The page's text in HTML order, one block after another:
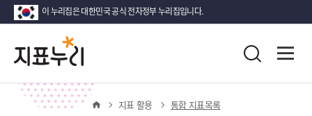
이 누리집은 대한민국 공식 전자정부 누리집입니다.
지
표
누
다
시
한
민
통
검
지표 활용 통합 지표목록